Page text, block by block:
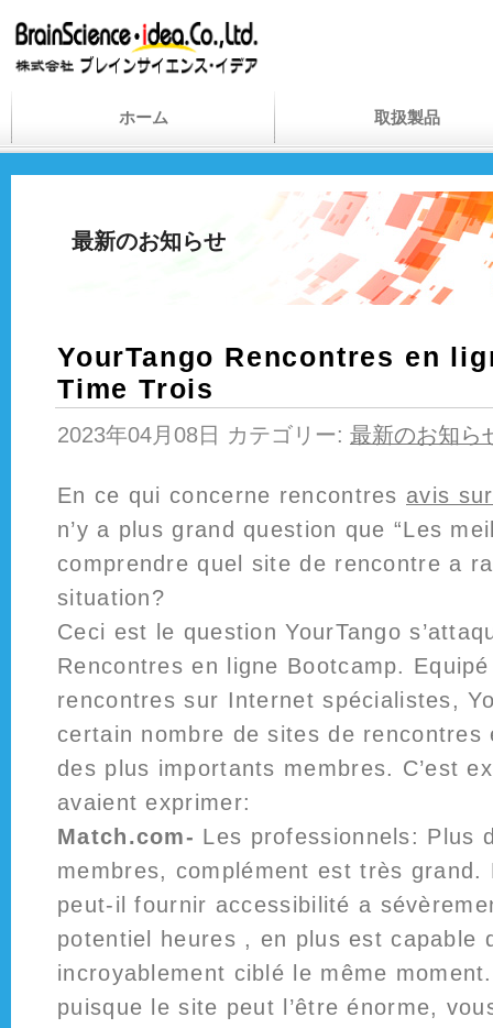
ホーム 取扱製品
最新のお知らせ
YourTango Rencontres en
Time Trois
2023年04月08日 カテゴリー: 最新のお知ら
En ce qui concerne rencontres avis
n’y a plus grand question que “Les
comprendre quel site de rencontre a
situation?
Ceci est le question YourTango
Rencontres en ligne Bootcamp.
rencontres sur Internet spécialistes,
certain nombre de sites de rencontres
des plus importants membres. C’est
avaient exprimer:
Match.com- Les professionnels: Plus
membres, complément est très grand.
peut-il fournir accessibilité a
potentiel heures , en plus est capable
incroyablement ciblé le même
puisque le site peut l’être énorme,